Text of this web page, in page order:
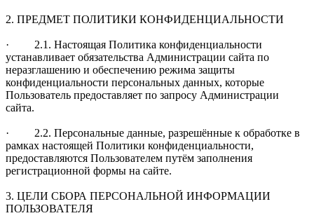
2. ПРЕДМЕТ ПОЛИТИКИ КОНФИДЕНЦИАЛЬНОСТИ
· 2.1. Настоящая Политика конфиденциальности
устанавливает обязательства Администрации сайта по
неразглашению и обеспечению режима защиты
конфиденциальности персональных данных, которые
Пользователь предоставляет по запросу Администрации
сайта.
· 2.2. Персональные данные, разрешённые к обработке в
рамках настоящей Политики конфиденциальности,
предоставляются Пользователем путём заполнения
регистрационной формы на сайте.
3. ЦЕЛИ СБОРА ПЕРСОНАЛЬНОЙ ИНФОРМАЦИИ
ПОЛЬЗОВАТЕЛЯ